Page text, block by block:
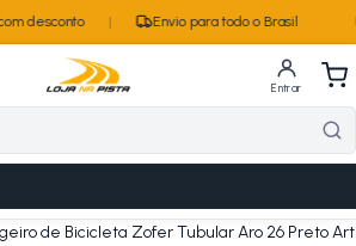
desconto Envio para todo o Brasil
Entrar
de Bicicleta Zofer Tubular Aro 26 Preto